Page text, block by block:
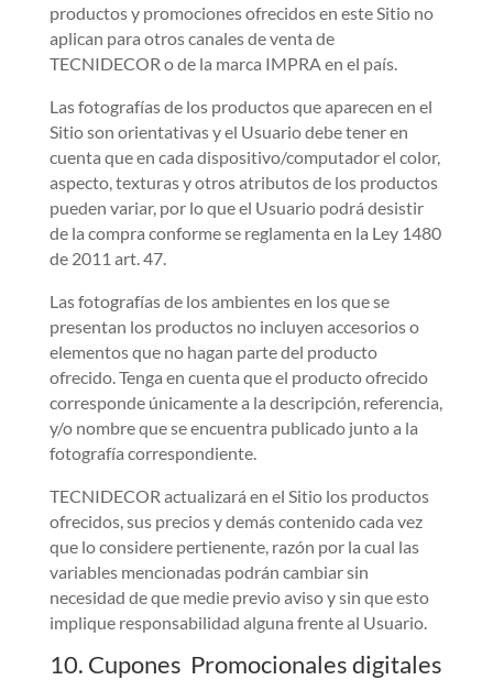
productos y promociones ofrecidos en este Sitio no
aplican para otros canales de venta de
TECNIDECOR o de la marca IMPRA en el país.
Las fotografías de los productos que aparecen en el
Sitio son orientativas y el Usuario debe tener en
cuenta que en cada dispositivo/computador el color,
aspecto, texturas y otros atributos de los productos
pueden variar, por lo que el Usuario podrá desistir
de la compra conforme se reglamenta en la Ley 1480
de 2011 art. 47.
Las fotografías de los ambientes en los que se
presentan los productos no incluyen accesorios o
elementos que no hagan parte del producto
ofrecido. Tenga en cuenta que el producto ofrecido
corresponde únicamente a la descripción, referencia,
y/o nombre que se encuentra publicado junto a la
fotografía correspondiente.
TECNIDECOR actualizará en el Sitio los productos
ofrecidos, sus precios y demás contenido cada vez
que lo considere pertienente, razón por la cual las
variables mencionadas podrán cambiar sin
necesidad de que medie previo aviso y sin que esto
implique responsabilidad alguna frente al Usuario.
10. Cupones Promocionales digitales